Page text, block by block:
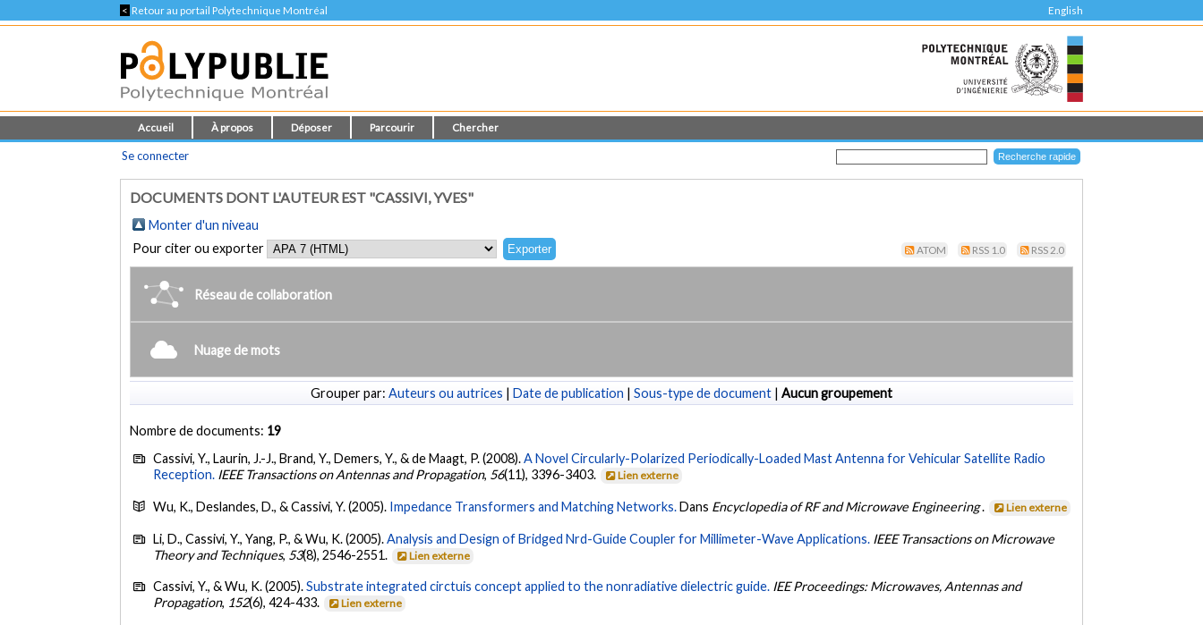
< Retour au portail Polytechnique Montréal English
Accueil À propos Déposer Parcourir Chercher
Se connecter
DOCUMENTS DONT L'AUTEUR EST "CASSIVI, YVES"
Monter d'un niveau
Pour citer ou exporter
ATOM RSS 1.0 RSS 2.0
Réseau de collaboration
Nuage de mots
Grouper par: Auteurs ou autrices | Date de publication | Sous-type de document | Aucun groupement
Nombre de documents: 19
Cassivi, Y., Laurin, J.-J., Brand, Y., Demers, Y., & de Maagt, P. (2008).A Novel Circularly-Polarized Periodically-Loaded Mast Antenna for Vehicular Satellite Radio
Reception. IEEE Transactions on Antennas and Propagation, 56(11), 3396-3403. Lien externe
Wu, K., Deslandes, D., & Cassivi, Y. (2005). Impedance Transformers and Matching Networks.Dans Encyclopedia of RF and Microwave Engineering. Lien externe
Li, D., Cassivi, Y., Yang, P., & Wu, K. (2005).Analysis and Design of Bridged Nrd-Guide Coupler for Millimeter-Wave Applications. IEEE Transactions on Microwave
Theory and Techniques, 53(8), 2546-2551. Lien externe
Cassivi, Y., & Wu, K. (2005).Substrate integrated circtuis concept applied to the nonradiative dielectric guide. IEE Proceedings: Microwaves, Antennas and
Propagation, 152(6), 424-433. Lien externe